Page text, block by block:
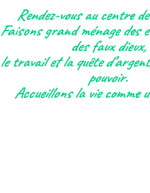
Rendez-vous au centre
Faisons grand ménage des
des faux dieux,
le travail et la quête
pouvoir.
Accueillons la vie comme